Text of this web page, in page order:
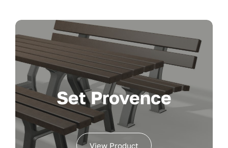
Set Provence
View Product